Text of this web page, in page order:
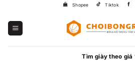
Shopee Tiktok
Tìm giày theo giá